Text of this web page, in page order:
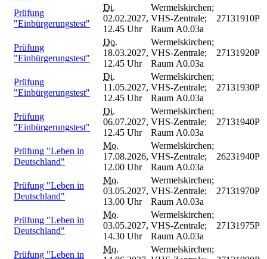
Prüfung
"Einbürgerungstest"
Di.
02.02.2027,
12.45 Uhr
Wermelskirchen;
VHS-Zentrale;
Raum A0.03a
27131910P
Prüfung
"Einbürgerungstest"
Do.
18.03.2027,
12.45 Uhr
Wermelskirchen;
VHS-Zentrale;
Raum A0.03a
27131920P
Prüfung
"Einbürgerungstest"
Di.
11.05.2027,
12.45 Uhr
Wermelskirchen;
VHS-Zentrale;
Raum A0.03a
27131930P
Prüfung
"Einbürgerungstest"
Di.
06.07.2027,
12.45 Uhr
Wermelskirchen;
VHS-Zentrale;
Raum A0.03a
27131940P
Prüfung "Leben in
Deutschland"
Mo.
17.08.2026,
12.00 Uhr
Wermelskirchen;
VHS-Zentrale;
Raum A0.03a
26231940P
Prüfung "Leben in
Deutschland"
Mo.
03.05.2027,
13.00 Uhr
Wermelskirchen;
VHS-Zentrale;
Raum A0.03a
27131970P
Prüfung "Leben in
Deutschland"
Mo.
03.05.2027,
14.30 Uhr
Wermelskirchen;
VHS-Zentrale;
Raum A0.03a
27131975P
Prüfung "Leben in
Mo.
Wermelskirchen;